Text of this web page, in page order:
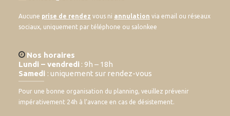
Aucune prise de rendez vous ni annulation via email ou réseaux
sociaux, uniquement par téléphone ou salonkee
Nos horaires
Lundi – vendredi : 9h – 18h
Samedi : uniquement sur rendez-vous
Pour une bonne organisation du planning, veuillez prévenir
impérativement 24h à l’avance en cas de désistement.